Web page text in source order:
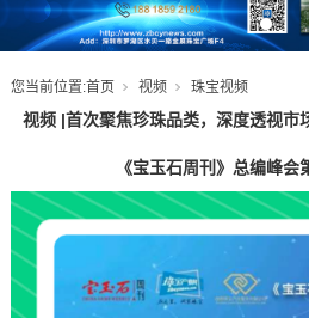
您当前位置:首页 视频 珠宝视频
视频 |首次聚焦珍珠品类，深度透视
《宝玉石周刊》总编峰会